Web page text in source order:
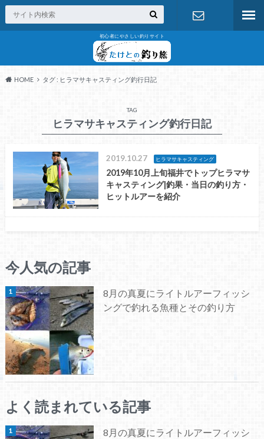
初心者にやさしい釣りサイト
HOME タグ : ヒラマサキャスティング釣行日記
TAG
ヒラマサキャスティング釣行日記
2019.10.27 ヒラマサキャスティング
2019年10月上旬福井でトップヒラマサ
キャスティング|釣果・当日の釣り方・
ヒットルアーを紹介
今人気の記事
8月の真夏にライトルアーフィッシ
ングで釣れる魚種とその釣り方
よく読まれている記事
8月の真夏にライトルアーフィッシ